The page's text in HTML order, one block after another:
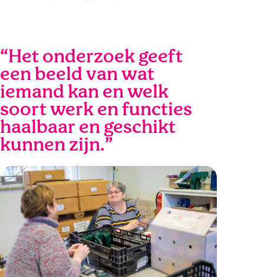
“Het onderzoek geeft
een beeld van wat
iemand kan en welk
soort werk en functies
haalbaar en geschikt
kunnen zijn.”